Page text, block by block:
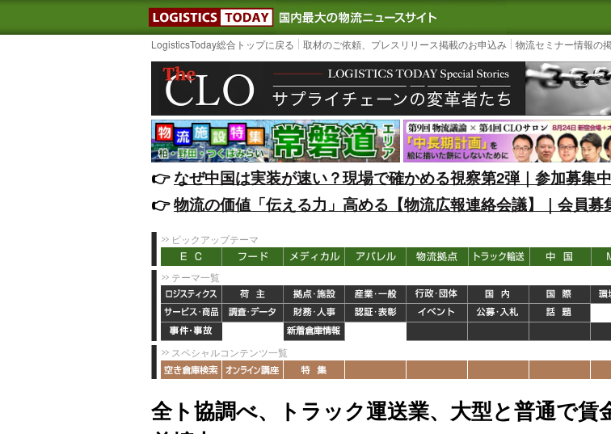
LOGISTICS TODAY｜国内最大の物流ニュースサイト
3PL, SCMなど
LogisticsToday総合トップに戻る 取材のご依頼、プレスリリース掲載のお申込み 物流セミナー情報の
👉️なぜ中国は実装が速い？現場で確かめる視察第2弾｜参加募集中
👉️物流の価値「伝える力」高める【物流広報連絡会議】｜会員募
ピックアップテーマ
テーマ一覧
スペシャルコンテンツ一覧
全ト協調べ、トラック運送業、大型と普通で賃